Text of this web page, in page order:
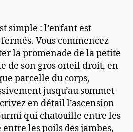
simple : l’enfant est
Vous commencez
la promenade de la petite
de son gros orteil droit, en
parcelle du corps,
jusqu’au sommet
en détail l’ascension
qui chatouille entre les
les poils des jambes,